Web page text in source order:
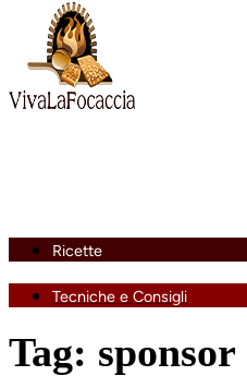
Ricette
Tecniche e Consigli
Tag: sponsor